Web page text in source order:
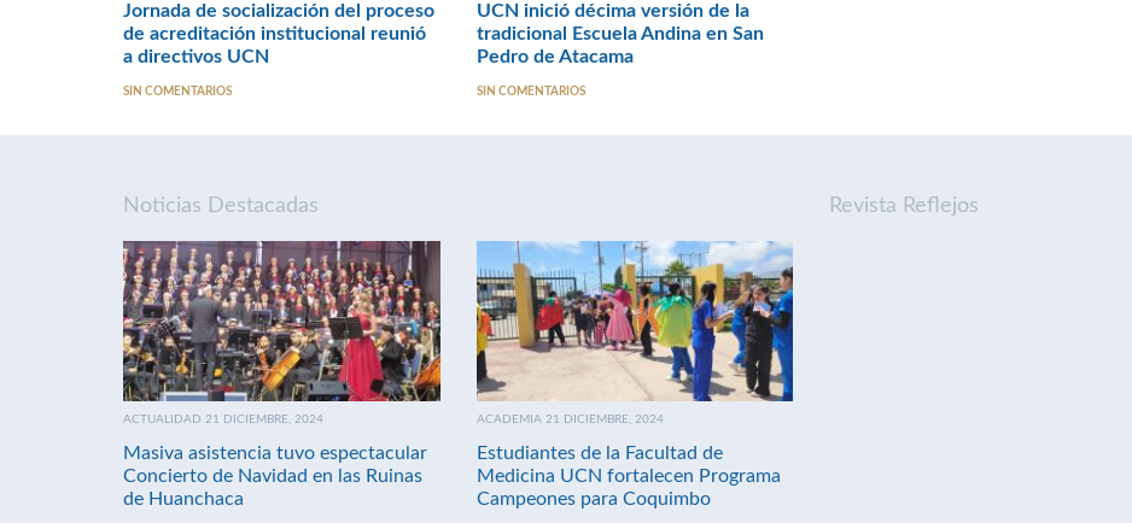
Jornada de socialización del proceso
de acreditación institucional reunió
a directivos UCN
SIN COMENTARIOS
UCN inició décima versión de la
tradicional Escuela Andina en San
Pedro de Atacama
SIN COMENTARIOS
Noticias Destacadas
ACTUALIDAD 21 DICIEMBRE, 2024
Masiva asistencia tuvo espectacular
Concierto de Navidad en las Ruinas
de Huanchaca
ACADEMIA 21 DICIEMBRE, 2024
Estudiantes de la Facultad de
Medicina UCN fortalecen Programa
Campeones para Coquimbo
Revista Reflejos